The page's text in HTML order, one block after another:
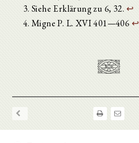
Siehe Erklärung zu 6, 32. ↩
Migne P. L. XVI 401—406 ↩